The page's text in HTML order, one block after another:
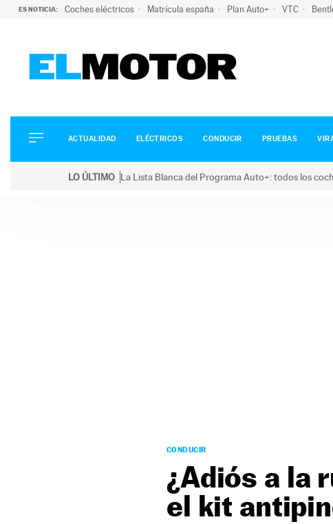
ES NOTICIA: Coches eléctricos Matrícula españa Plan Auto+ VTC
ELÉCTRICOS
CONDUCIR
ACTUALIDAD ELÉCTRICOS CONDUCIR PRUEBAS
LO ÚLTIMO La Lista Blanca del Programa Auto+: todos los
CONDUCIR
¿Adiós a la
el kit